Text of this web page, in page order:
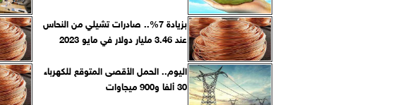
بزيادة 7%.. صادرات تشيلي من النحاس
عند 3.46 مليار دولار في مايو 2023
اليوم.. الحمل الأقصى المتوقع للكهرباء
30 ألفا و900 ميجاوات